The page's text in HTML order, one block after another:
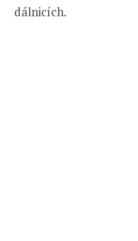
dálnicích.